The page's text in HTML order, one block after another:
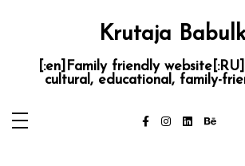
Krutaja
[:en]Family friendly
cultural, educational, family-